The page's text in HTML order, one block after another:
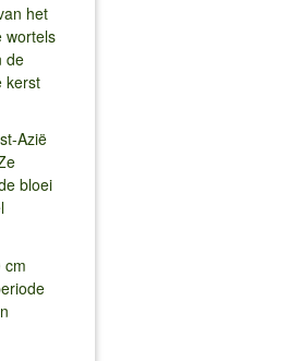
het
wortels
de
kerst
Azië
bloei
cm